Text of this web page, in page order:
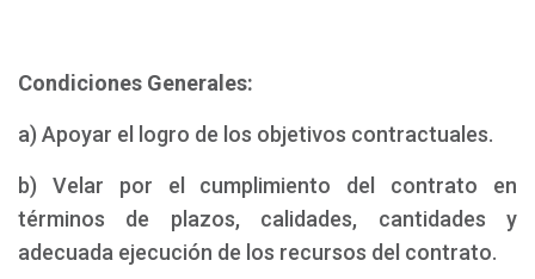
Condiciones Generales:
a) Apoyar el logro de los objetivos contractuales.
b) Velar por el cumplimiento del contrato en
términos de plazos, calidades, cantidades y
adecuada ejecución de los recursos del contrato.